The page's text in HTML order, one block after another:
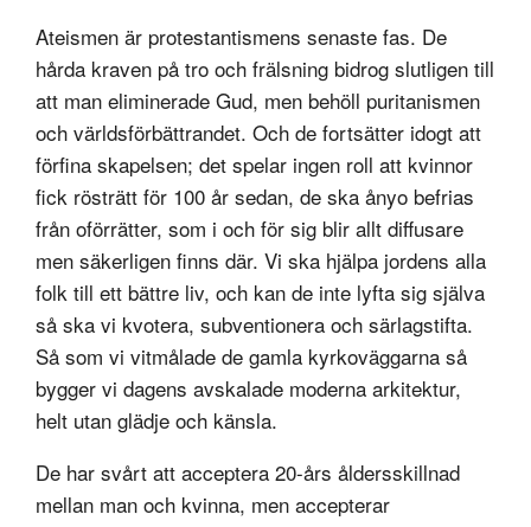
Ateismen är protestantismens senaste fas. De
hårda kraven på tro och frälsning bidrog slutligen till
att man eliminerade Gud, men behöll puritanismen
och världsförbättrandet. Och de fortsätter idogt att
förfina skapelsen; det spelar ingen roll att kvinnor
fick rösträtt för 100 år sedan, de ska ånyo befrias
från oförrätter, som i och för sig blir allt diffusare
men säkerligen finns där. Vi ska hjälpa jordens alla
folk till ett bättre liv, och kan de inte lyfta sig själva
så ska vi kvotera, subventionera och särlagstifta.
Så som vi vitmålade de gamla kyrkoväggarna så
bygger vi dagens avskalade moderna arkitektur,
helt utan glädje och känsla.
De har svårt att acceptera 20-års åldersskillnad
mellan man och kvinna, men accepterar